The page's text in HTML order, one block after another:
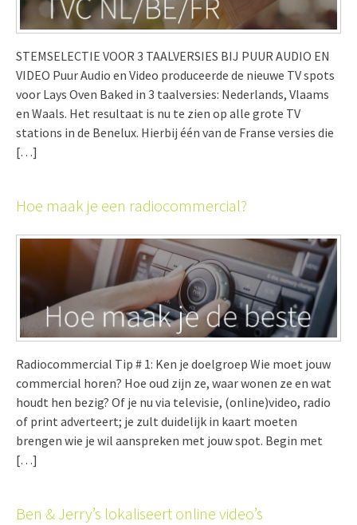
STEMSELECTIE VOOR 3 TAALVERSIES BIJ PUUR AUDIO EN
VIDEO Puur Audio en Video produceerde de nieuwe TV spots
voor Lays Oven Baked in 3 taalversies: Nederlands, Vlaams
en Waals. Het resultaat is nu te zien op alle grote TV
stations in de Benelux. Hierbij één van de Franse versies die
[…]
Hoe maak je een radiocommercial?
Radiocommercial Tip # 1: Ken je doelgroep Wie moet jouw
commercial horen? Hoe oud zijn ze, waar wonen ze en wat
houdt hen bezig? Of je nu via televisie, (online)video, radio
of print adverteert; je zult duidelijk in kaart moeten
brengen wie je wil aanspreken met jouw spot. Begin met
[…]
Ben & Jerry’s lokaliseert online video’s